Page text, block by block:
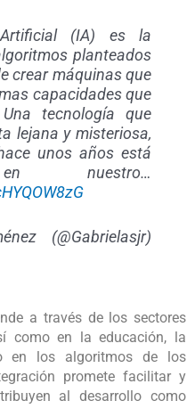
(IA) es la
planteados
crear máquinas que
capacidades que
tecnología que
lejana y misteriosa,
unos años está
nuestro…
(@Gabrielasjr)
a través de los sectores
como en la educación, la
en los algoritmos de los
promete facilitar y
al desarrollo como